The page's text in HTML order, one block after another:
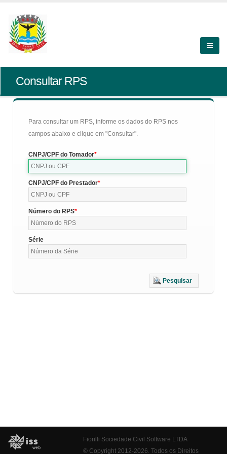
Consultar RPS
Para consultar um RPS, informe os dados do RPS nos
campos abaixo e clique em "Consultar".
CNPJ/CPF do Tomador
CNPJ/CPF do Prestador
Número do RPS
Série
Pesquisar
Fiorilli Sociedade Civil Software LTDA
© Copyright 2012-2026. Todos os Direitos